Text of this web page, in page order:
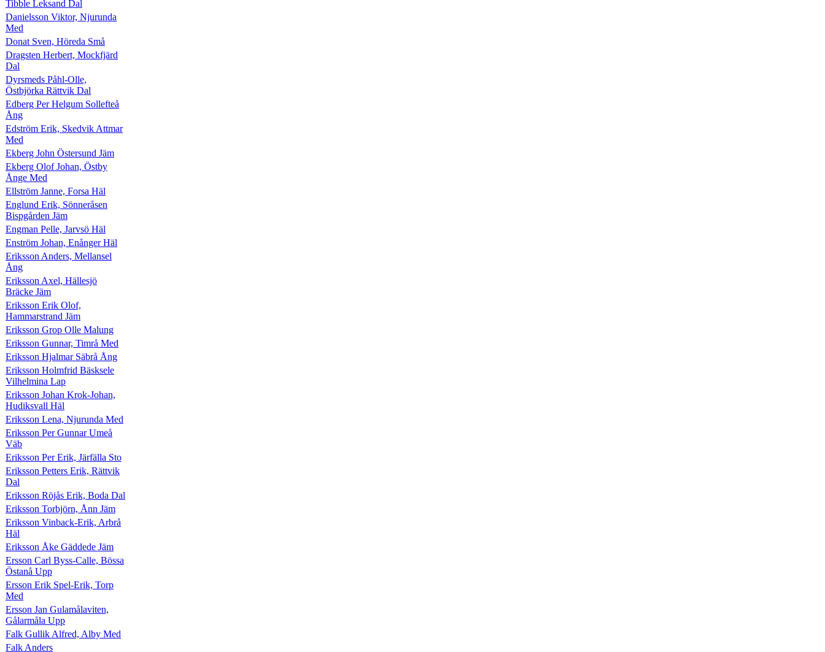
Tibble Leksand Dal
Danielsson Viktor, Njurunda
Med
Donat Sven, Höreda Små
Dragsten Herbert, Mockfjärd
Dal
Dyrsmeds Påhl-Olle,
Östbjörka Rättvik Dal
Edberg Per Helgum Sollefteå
Ång
Edström Erik, Skedvik Attmar
Med
Ekberg John Östersund Jäm
Ekberg Olof Johan, Östby
Ånge Med
Ellström Janne, Forsa Häl
Englund Erik, Sönneråsen
Bispgården Jäm
Engman Pelle, Jarvsö Häl
Enström Johan, Enånger Häl
Eriksson Anders, Mellansel
Ång
Eriksson Axel, Hällesjö
Bräcke Jäm
Eriksson Erik Olof,
Hammarstrand Jäm
Eriksson Grop Olle Malung
Eriksson Gunnar, Timrå Med
Eriksson Hjalmar Säbrå Ång
Eriksson Holmfrid Bäsksele
Vilhelmina Lap
Eriksson Johan Krok-Johan,
Hudiksvall Häl
Eriksson Lena, Njurunda Med
Eriksson Per Gunnar Umeå
Väb
Eriksson Per Erik, Järfälla Sto
Eriksson Petters Erik, Rättvik
Dal
Eriksson Röjås Erik, Boda Dal
Eriksson Torbjörn, Ånn Jäm
Eriksson Vinback-Erik, Arbrå
Häl
Eriksson Åke Gäddede Jäm
Ersson Carl Byss-Calle, Bössa
Östanå Upp
Ersson Erik Spel-Erik, Torp
Med
Ersson Jan Gulamålaviten,
Gålarmåla Upp
Falk Gullik Alfred, Alby Med
Falk Anders